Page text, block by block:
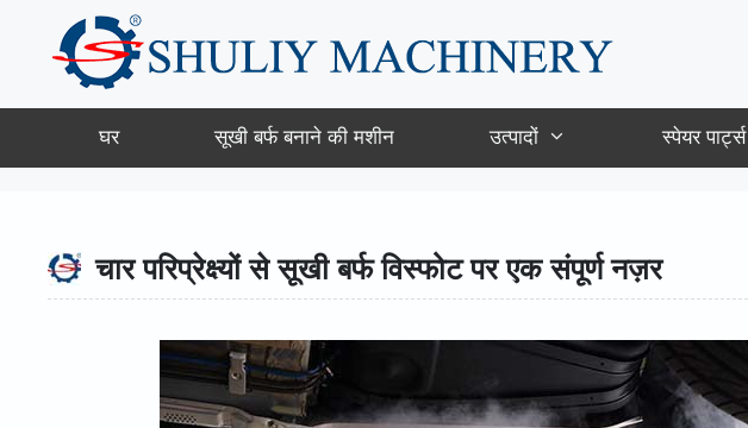
घर सूखी बर्फ बनाने की मशीन उत्पादों स्पेयर पार्ट्स
चार परिप्रेक्ष्यों से सूखी बर्फ विस्फोट पर एक संपूर्ण नज़र